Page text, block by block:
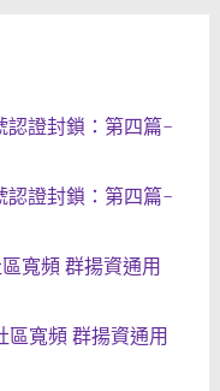
認證封鎖：第四篇-
認證封鎖：第四篇-
寬頻 群揚資通用
區寬頻 群揚資通用